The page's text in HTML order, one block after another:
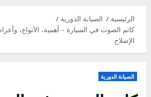
الرئيسية
الصيانة الدورية
كاتم الصوت في السيارة – أهمية، الأنواع،
الإصلاح
الصيانة الدورية